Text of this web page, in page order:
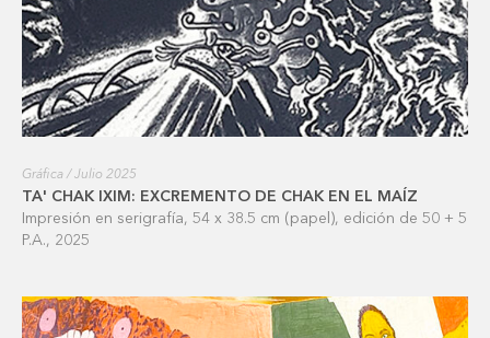
Gráfica / Julio 2025
TA' CHAK IXIM: EXCREMENTO DE CHAK EN EL MAÍZ
Impresión en serigrafía, 54 x 38.5 cm (papel), edición de 50 + 5
P.A., 2025